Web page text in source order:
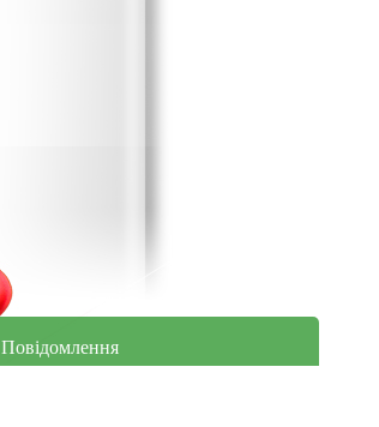
Повідомлення